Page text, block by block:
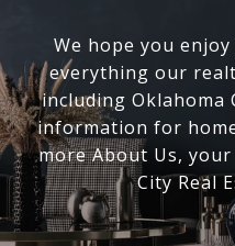
We hope you
everything our
including Oklahoma
information for
more About Us,
City Real